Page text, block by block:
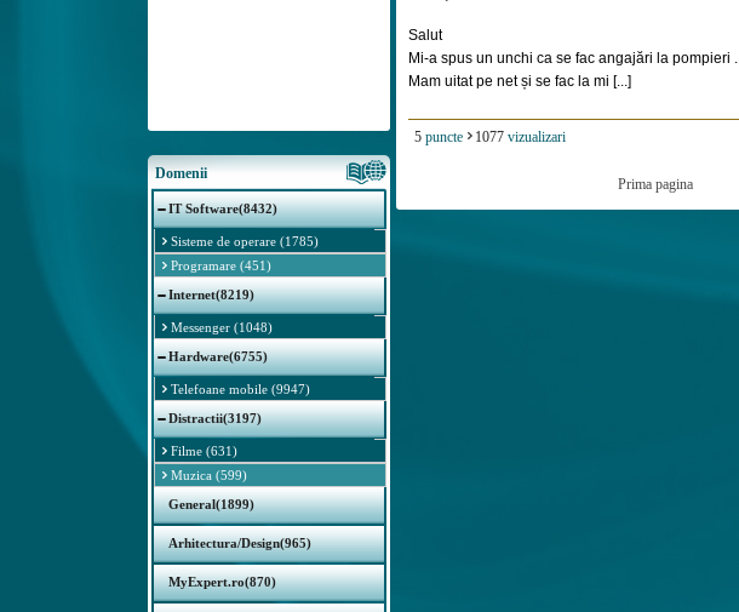
Domenii
IT Software(8432)
Sisteme de operare (1785)
Programare (451)
Internet(8219)
Messenger (1048)
Hardware(6755)
Telefoane mobile (9947)
Distractii(3197)
Filme (631)
Muzica (599)
General(1899)
Arhitectura/Design(965)
MyExpert.ro(870)
Salut
Mi-a spus un unchi ca se fac angajări la pompieri .
Mam uitat pe net și se fac la mi [...]
5 puncte 1077 vizualizari
Prima pagina